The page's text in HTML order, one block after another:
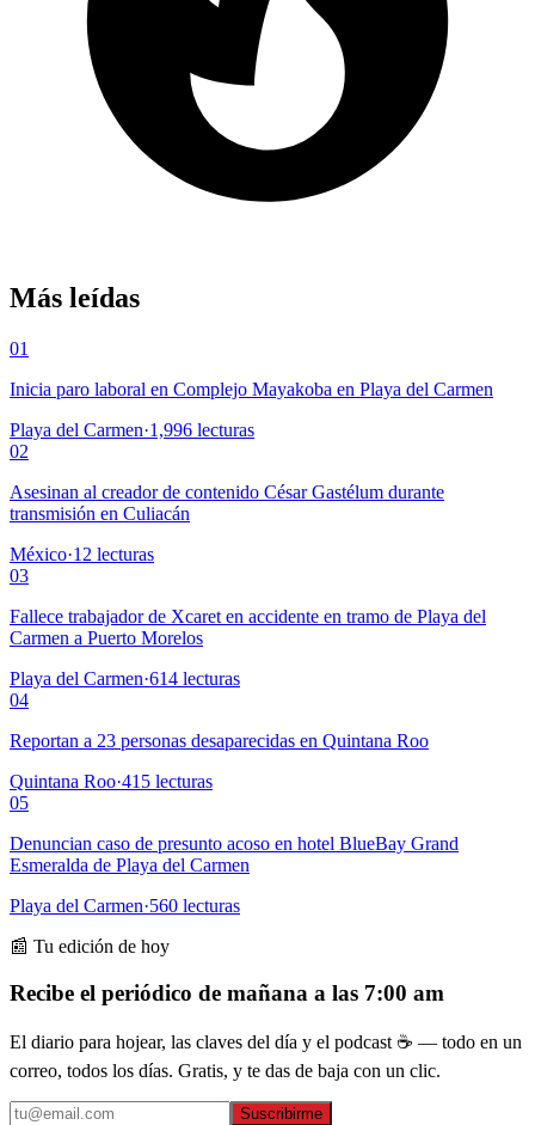
Más leídas
01
Inicia paro laboral en Complejo Mayakoba en Playa del Carmen
Playa del Carmen·1,996 lecturas
02
Asesinan al creador de contenido César Gastélum durante
transmisión en Culiacán
México·12 lecturas
03
Fallece trabajador de Xcaret en accidente en tramo de Playa del
Carmen a Puerto Morelos
Playa del Carmen·614 lecturas
04
Reportan a 23 personas desaparecidas en Quintana Roo
Quintana Roo·415 lecturas
05
Denuncian caso de presunto acoso en hotel BlueBay Grand
Esmeralda de Playa del Carmen
Playa del Carmen·560 lecturas
📰 Tu edición de hoy
Recibe el periódico de mañana a las 7:00 am
El diario para hojear, las claves del día y el podcast ☕ — todo en un
correo, todos los días. Gratis, y te das de baja con un clic.
Suscribirme